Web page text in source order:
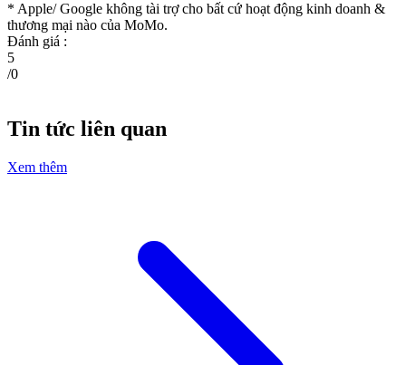
* Apple/ Google không tài trợ cho bất cứ hoạt động kinh doanh &
thương mại nào của MoMo.
Đánh giá :
5
/0
Tin tức liên quan
Xem thêm